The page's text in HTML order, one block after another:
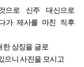
으로 신주 대신으로
가 제사를 마친 직후
한 상징을 글로
으니 사진을 모시고